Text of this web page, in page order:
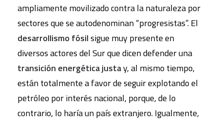
ampliamente movilizado contra la naturaleza por
sectores que se autodenominan “progresistas”. El
desarrollismo fósilsigue muy presente en
diversos actores del Sur que dicen defender una
transición energética justay, al mismo tiempo,
están totalmente a favor de seguir explotando el
petróleo por interés nacional, porque, de lo
contrario, lo haría un país extranjero. Igualmente,